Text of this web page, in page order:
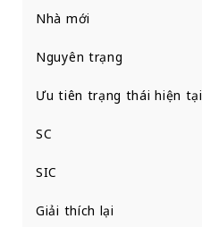
Nhà mới
Nguyên trạng
Ưu tiên trạng thái hiện tại
SC
SIC
Giải thích lại